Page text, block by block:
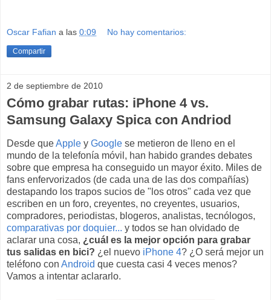
Oscar Fafian a las 0:09 No hay comentarios:
Compartir
2 de septiembre de 2010
Cómo grabar rutas: iPhone 4 vs.
Samsung Galaxy Spica con Andriod
Desde queApple y Google se metieron de lleno en el
mundo de la telefonía móvil, han habido grandes debates
sobre que empresa ha conseguido un mayor éxito. Miles de
fans enfervorizados (de cada una de las dos compañías)
destapando los trapos sucios de "los otros" cada vez que
escriben en un foro, creyentes, no creyentes, usuarios,
compradores, periodistas, blogeros, analistas, tecnólogos,
comparativas por doquier... y todos se han olvidado de
aclarar una cosa, ¿cuál es la mejor opción para grabar
tus salidas en bici? ¿el nuevo iPhone 4? ¿O será mejor un
teléfono con Android que cuesta casi 4 veces menos?
Vamos a intentar aclararlo.